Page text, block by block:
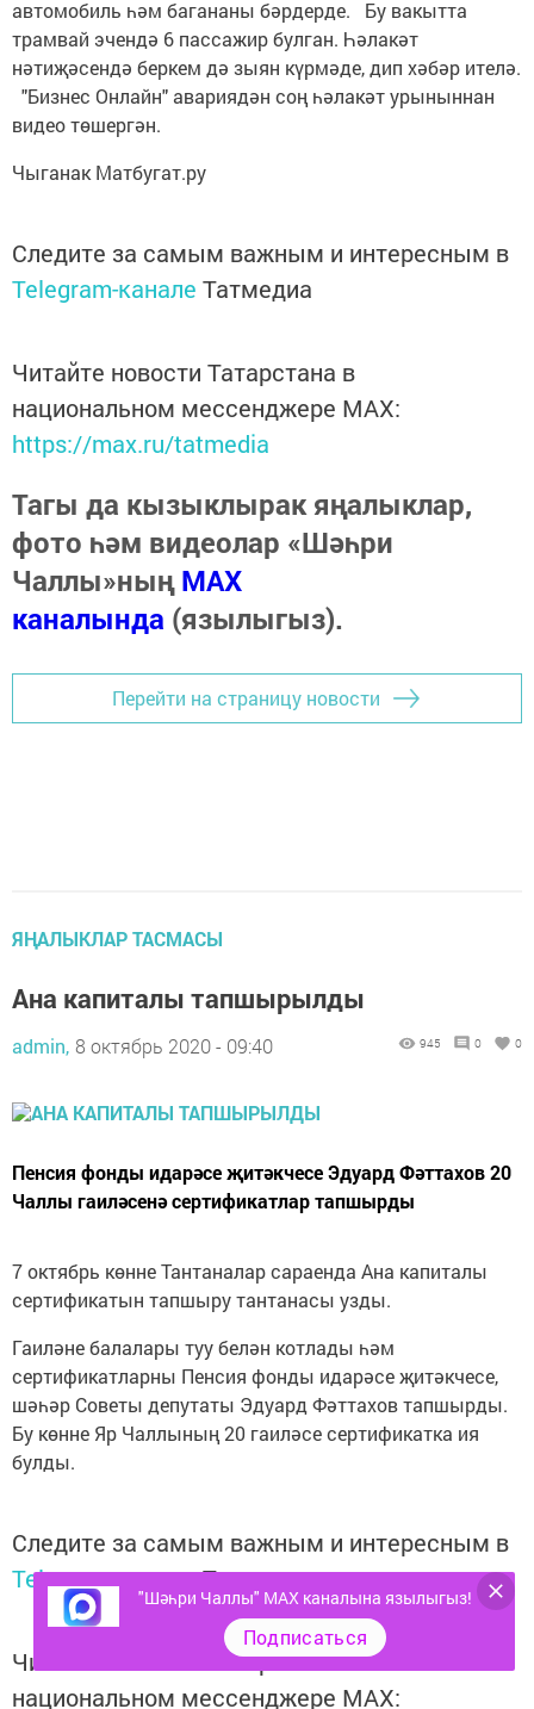
автомобиль һәм багананы бәрдерде. Бу вакытта
трамвай эчендә 6 пассажир булган. Һәлакәт
нәтиҗәсендә беркем дә зыян күрмәде, дип хәбәр ителә.
"Бизнес Онлайн" авариядән соң һәлакәт урыныннан
видео төшергән.
Чыганак Матбугат.ру
Следите за самым важным и интересным в
Telegram-канале Татмедиа
Читайте новости Татарстана в
национальном мессенджере MАХ:
https://max.ru/tatmedia
Тагы да кызыклырак яңалыклар,
фото һәм видеолар «Шәһри
Чаллы»ныңMAX
каналында (язылыгыз).
Перейти на страницу новости
ЯҢАЛЫКЛАР ТАСМАСЫ
Ана капиталы тапшырылды
admin, 8 октябрь 2020 - 09:40 945 0 0
Пенсия фонды идарәсе җитәкчесе Эдуард Фәттахов 20
Чаллы гаиләсенә сертификатлар тапшырды
7 октябрь көнне Тантаналар сараенда Ана капиталы
сертификатын тапшыру тантанасы узды.
Гаиләне балалары туу белән котлады һәм
сертификатларны Пенсия фонды идарәсе җитәкчесе,
шәһәр Советы депутаты Эдуард Фәттахов тапшырды.
Бу көнне Яр Чаллының 20 гаиләсе сертификатка ия
булды.
Следите за самым важным и интересным в
Telegram-каналеТатмедиа
Читайте новости Татарстана в
национальном мессенджере MАХ:
"Шәһри Чаллы" MAX каналына язылыгыз!
Подписаться